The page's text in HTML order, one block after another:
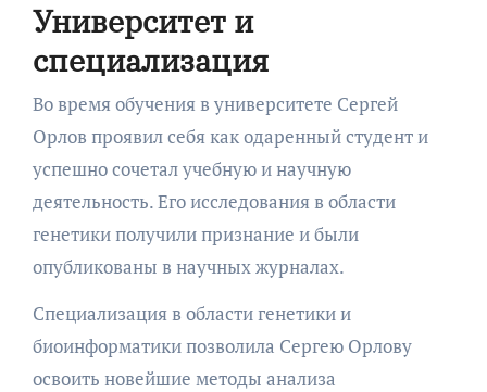
Университет и
специализация
Во время обучения в университете Сергей
Орлов проявил себя как одаренный студент и
успешно сочетал учебную и научную
деятельность. Его исследования в области
генетики получили признание и были
опубликованы в научных журналах.
Специализация в области генетики и
биоинформатики позволила Сергею Орлову
освоить новейшие методы анализа